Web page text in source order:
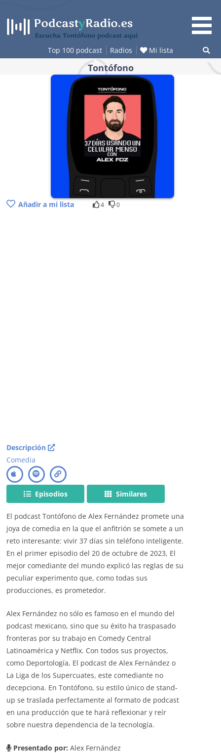
contenido
Escucha Tontófono podcast aquí
Top 100 podcast Radios Mi lista
Tontófono
Añadir a mi lista 4 0
Descripción
Comedia
Episodios Similares
El podcast Tontófono de Alex Fernández promete una
joya de comedia en la que el anfitrión se somete a un
reto interesante: vivir 37 días sin teléfono inteligente.
En el primer episodio del 20 de octubre de 2023, El
mejor comediante del mundo explicó las reglas de su
peculiar experimento que, como todas sus
producciones, es prometedor.
Alex Fernández no sólo es famoso en el mundo del
podcast mexicano, sino que su éxito ha traspasado
fronteras por su trabajo en Comedy Central
Latinoamérica y Netflix. Con todos sus proyectos,
como Deportología, El podcast de Alex Fernández o
La Liga de los Supercuates, este comediante no
decepciona. En Tontófono, su estilo único de stand-
up se traslada perfectamente al formato de podcast
en una producción que te hará reflexionar y reír
sobre nuestra dependencia de la tecnología.
Presentado por: Alex Fernández